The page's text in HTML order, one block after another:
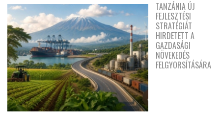
TANZÁNIA ÚJ
FEJLESZTÉSI
STRATÉGIÁT
HIRDETETT A
GAZDASÁGI
NÖVEKEDÉS
FELGYORSÍTÁSÁRA